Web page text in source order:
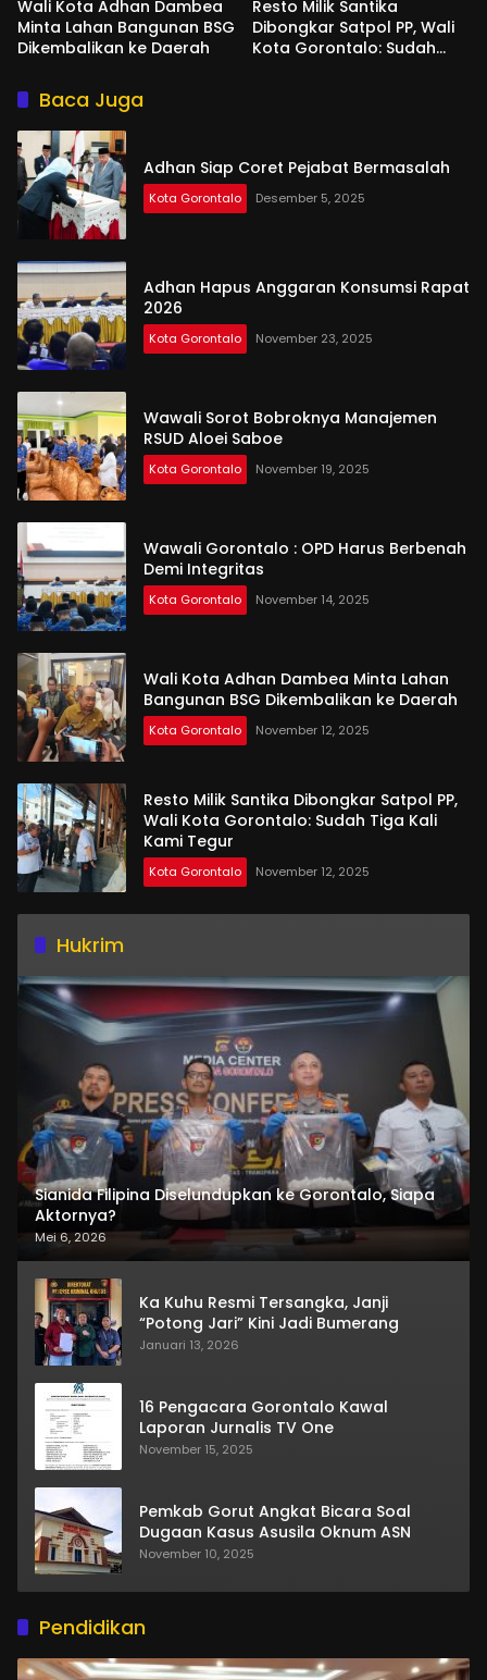
Wali Kota Adhan Dambea
Minta Lahan Bangunan BSG
Dikembalikan ke Daerah
Resto Milik Santika
Dibongkar Satpol PP, Wali
Kota Gorontalo: Sudah
Baca Juga
Adhan Siap Coret Pejabat Bermasalah
Kota Gorontalo Desember 5, 2025
Adhan Hapus Anggaran Konsumsi Rapat
2026
Kota Gorontalo November 23, 2025
Wawali Sorot Bobroknya Manajemen
RSUD Aloei Saboe
Kota Gorontalo November 19, 2025
Wawali Gorontalo : OPD Harus Berbenah
Demi Integritas
Kota Gorontalo November 14, 2025
Wali Kota Adhan Dambea Minta Lahan
Bangunan BSG Dikembalikan ke Daerah
Kota Gorontalo November 12, 2025
Resto Milik Santika Dibongkar Satpol PP,
Wali Kota Gorontalo: Sudah Tiga Kali
Kami Tegur
Kota Gorontalo November 12, 2025
Hukrim
Sianida Filipina Diselundupkan ke Gorontalo, Siapa
Aktornya?
Mei 6, 2026
Ka Kuhu Resmi Tersangka, Janji
“Potong Jari” Kini Jadi Bumerang
Januari 13, 2026
16 Pengacara Gorontalo Kawal
Laporan Jurnalis TV One
November 15, 2025
Pemkab Gorut Angkat Bicara Soal
Dugaan Kasus Asusila Oknum ASN
November 10, 2025
Pendidikan